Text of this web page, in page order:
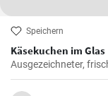
Speichern
Käsekuchen im Glas
Ausgezeichneter,